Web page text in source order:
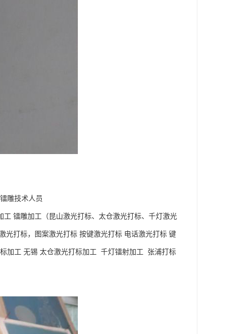
雕技术人员
镭雕加工（昆山激光打标、太仓激光打标、千灯激光
光打标，图案激光打标 按键激光打标 电话激光打标 键
加工 无锡 太仓激光打标加工 千灯镭射加工 张浦打标